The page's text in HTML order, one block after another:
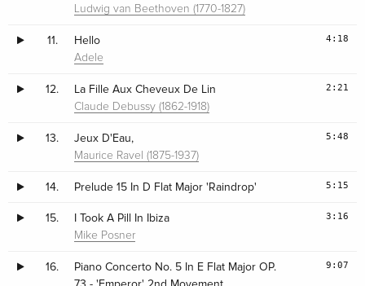
Ludwig van Beethoven (1770-1827)
11. Hello
Adele
4:18
12. La Fille Aux Cheveux De Lin
Claude Debussy (1862-1918)
2:21
13. Jeux D'Eau,
Maurice Ravel (1875-1937)
5:48
14. Prelude 15 In D Flat Major 'Raindrop' 5:15
15. I Took A Pill In Ibiza
Mike Posner
3:16
16.
Piano Concerto No. 5 In E Flat Major OP.
9:07